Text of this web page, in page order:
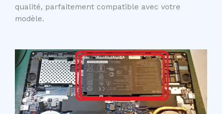
qualité, parfaitement compatible avec votre
modèle.